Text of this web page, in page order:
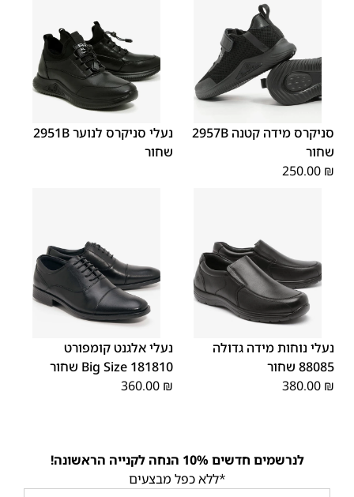
סניקרס מידה קטנה 2957B
שחור
250.00 ₪
נעלי סניקרס לנוער 2951B
שחור
נעלי נוחות מידה גדולה
88085 שחור
380.00 ₪
נעלי אלגנט קומפורט
181810 Big Size שחור
360.00 ₪
לנרשמים חדשים 10% הנחה לקנייה הראשונה!
*ללא כפל מבצעים